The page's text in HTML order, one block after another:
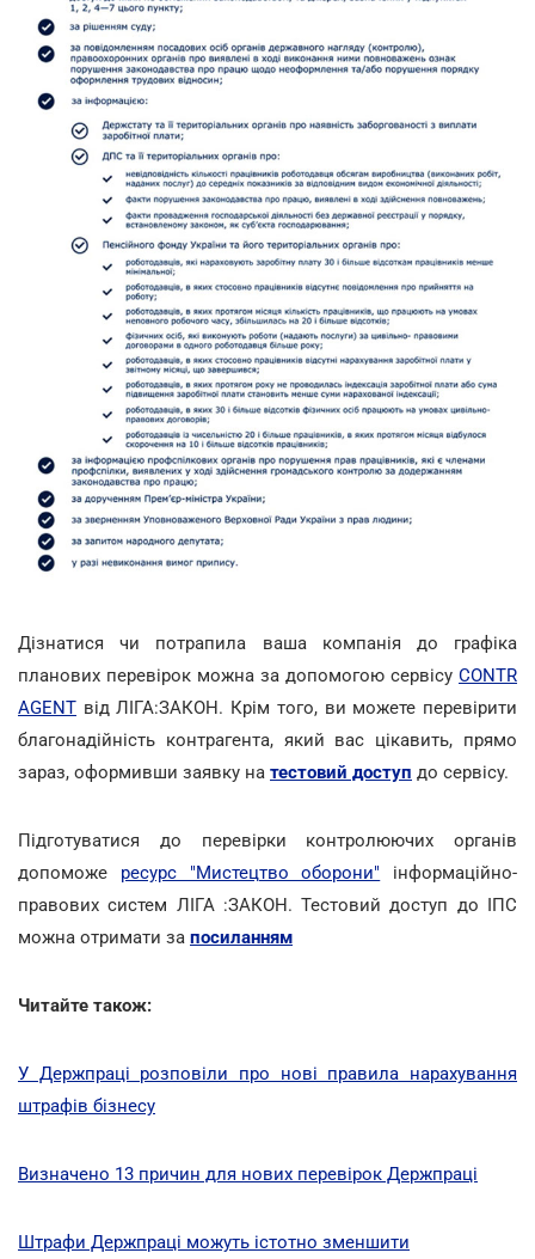
Дізнатися чи потрапила ваша компанія до графіка
планових перевірок можна за допомогою сервісу CONTR
AGENT від ЛІГА:ЗАКОН. Крім того, ви можете перевірити
благонадійність контрагента, який вас цікавить, прямо
зараз, оформивши заявку на тестовий доступ до сервісу.
Підготуватися до перевірки контролюючих органів
допоможе ресурс "Мистецтво оборони" інформаційно-
правових систем ЛІГА :ЗАКОН. Тестовий доступ до ІПС
можна отримати за посиланням
Читайте також:
У Держпраці розповіли про нові правила нарахування
штрафів бізнесу
Визначено 13 причин для нових перевірок Держпраці
Штрафи Держпраці можуть істотно зменшити